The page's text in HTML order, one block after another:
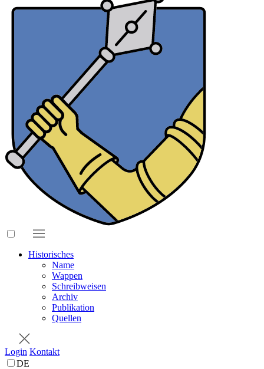
Historisches
Name
Wappen
Schreibweisen
Archiv
Publikation
Quellen
Login Kontakt
DE